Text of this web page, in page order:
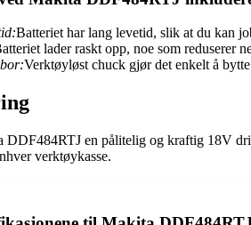
Batteriet har lang levetid, slik at du kan
lader raskt opp, noe som reduserer
Verktøyløst chuck gjør det enkelt å
DDF484RTJ en pålitelig og kraftig 18V
verktøykasse.